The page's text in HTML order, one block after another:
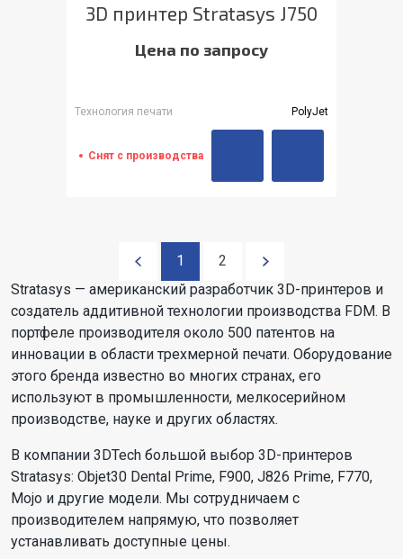
3D принтер Stratasys J750
Цена по запросу
Технология печати PolyJet
Снят с производства
1
2
Stratasys — американский разработчик 3D-принтеров и
создатель аддитивной технологии производства FDM. В
портфеле производителя около 500 патентов на
инновации в области трехмерной печати. Оборудование
этого бренда известно во многих странах, его
используют в промышленности, мелкосерийном
производстве, науке и других областях.
В компании 3DTech большой выбор 3D-принтеров
Stratasys: Objet30 Dental Prime, F900, J826 Prime, F770,
Mojo и другие модели. Мы сотрудничаем с
производителем напрямую, что позволяет
устанавливать доступные цены.